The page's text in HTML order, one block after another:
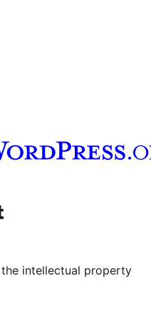
भेट द्या.
intellectual property